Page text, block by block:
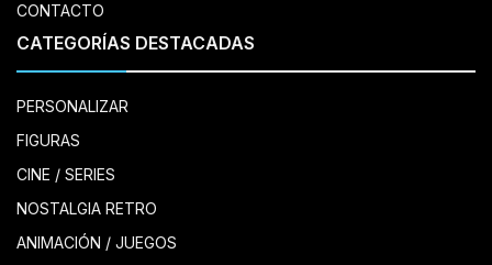
CONTACTO
CATEGORÍAS DESTACADAS
PERSONALIZAR
FIGURAS
CINE / SERIES
NOSTALGIA RETRO
ANIMACIÓN / JUEGOS